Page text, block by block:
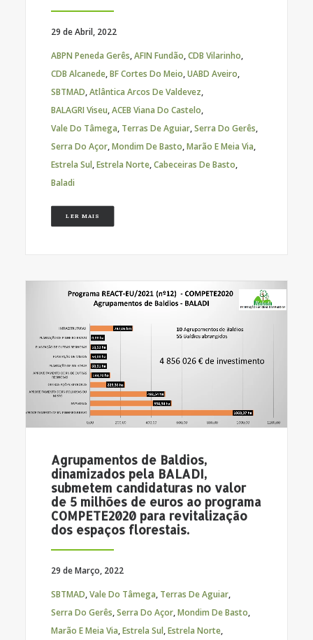
29 de Abril, 2022
ABPN Peneda Gerês,AFIN Fundão,CDB Vilarinho,
CDB Alcanede,BF Cortes Do Meio,UABD Aveiro,
SBTMAD,Atlântica Arcos De Valdevez,
BALAGRI Viseu,ACEB Viana Do Castelo,
Vale Do Tâmega, Terras De Aguiar,Serra Do Gerês,
Serra Do Açor,Mondim De Basto,Marão E Meia Via,
Estrela Sul,Estrela Norte,Cabeceiras De Basto,
Baladi
LER MAIS
Agrupamentos de Baldios,
dinamizados pela BALADI,
submetem candidaturas no valor
de 5 milhões de euros ao programa
COMPETE2020 para revitalização
dos espaços florestais.
29 de Março, 2022
SBTMAD,Vale Do Tâmega, Terras De Aguiar,
Serra Do Gerês,Serra Do Açor,Mondim De Basto,
Marão E Meia Via,Estrela Sul,Estrela Norte,